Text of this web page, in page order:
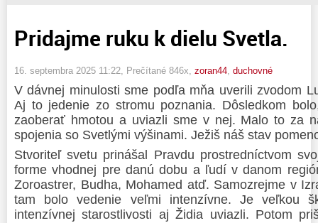
Pridajme ruku k dielu Svetla.
16. septembra 2025 11:22 , Prečítané 846x, zoran44 duchovné
V dávnej minulosti sme podľa mňa uverili zvodom
Aj to jedenie zo stromu poznania. Dôsledkom
zaoberať hmotou a uviazli sme v nej. Malo to za
spojenia so Svetlými výšinami. Ježiš náš stav
Stvoriteľ svetu prinášal Pravdu prostredníctvom
forme vhodnej pre danú dobu a ľudí v danom
Zoroastrer, Budha, Mohamed atď. Samozrejme v
tam bolo vedenie veľmi intenzívne. Je veľkou
intenzívnej starostlivosti aj Židia uviazli. Potom